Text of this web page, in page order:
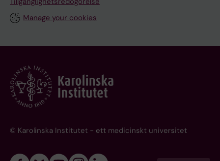
Manage your cookies
© Karolinska Institutet - ett medicinskt universitet